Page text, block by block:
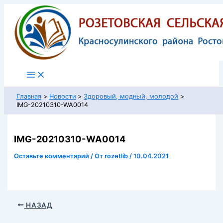
Перейти
содержимому
Главная Новости
Здоровый, модный, молодой
IMG-20210310-WA0014
IMG-20210310-WA0014
Оставьте комментарий / От rozetlib / 10.04.2021
НАЗАД